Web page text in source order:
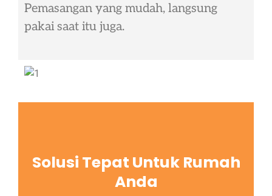
Pemasangan yang mudah, langsung
pakai saat itu juga.
Solusi Tepat Untuk Rumah
Anda